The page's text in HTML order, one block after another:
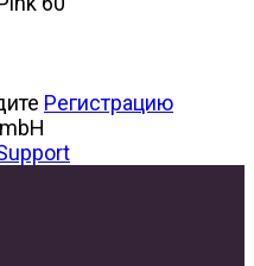
Регистрацию